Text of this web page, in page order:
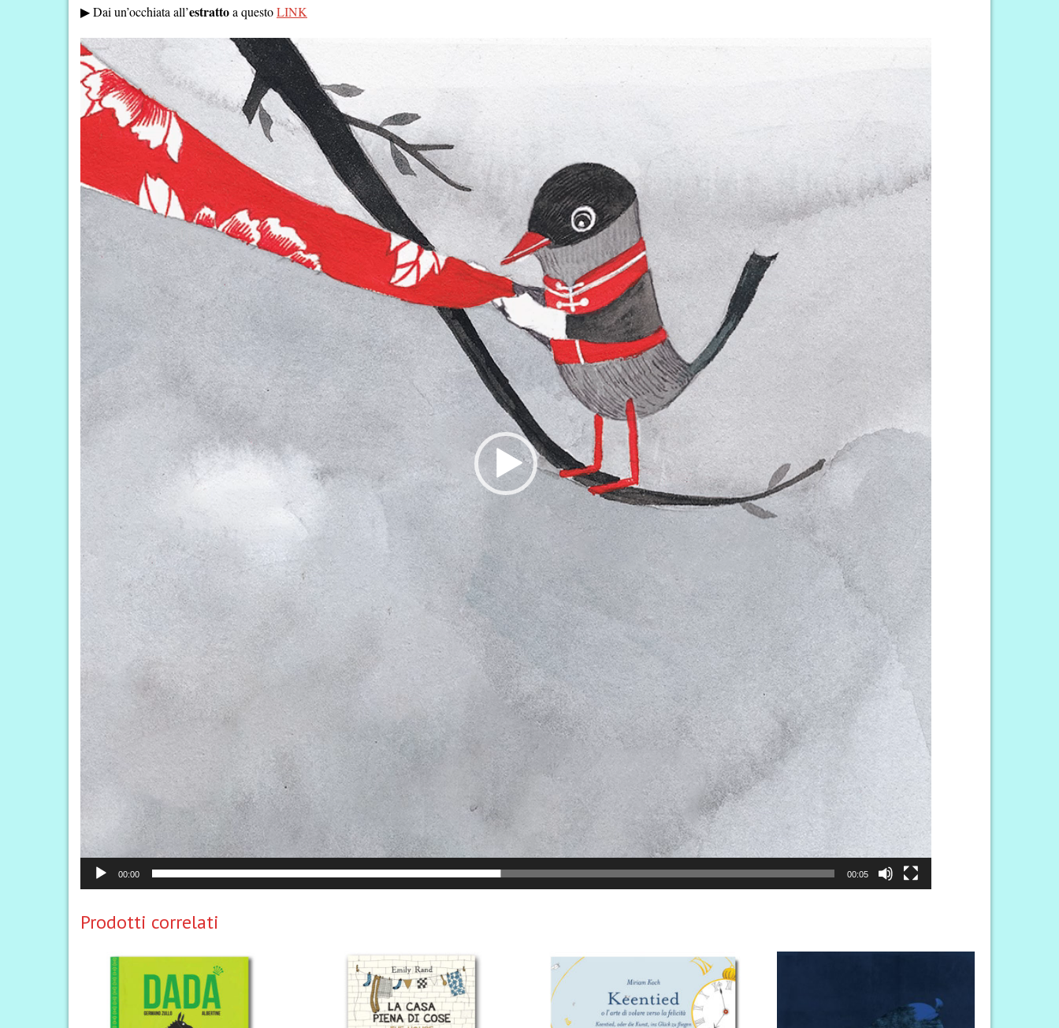
▶︎ Dai un’occhiata all’estrattoa questoLINK
Video
Player
00:00 00:05
Prodotti correlati